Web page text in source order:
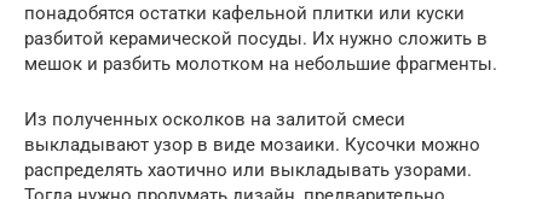
понадобятся остатки кафельной плитки или куски
разбитой керамической посуды. Их нужно сложить в
мешок и разбить молотком на небольшие фрагменты.
Из полученных осколков на залитой смеси
выкладывают узор в виде мозаики. Кусочки можно
распределять хаотично или выкладывать узорами.